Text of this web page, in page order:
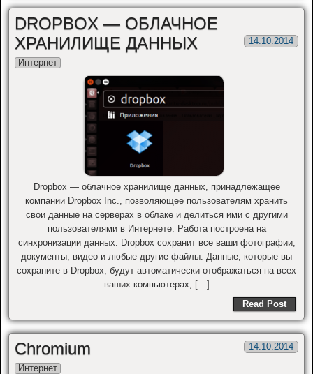
DROPBOX — ОБЛАЧНОЕ
ХРАНИЛИЩЕ ДАННЫХ
14.10.2014
Интернет
Dropbox — облачное хранилище данных, принадлежащее
компании Dropbox Inc., позволяющее пользователям хранить
свои данные на серверах в облаке и делиться ими с другими
пользователями в Интернете. Работа построена на
синхронизации данных. Dropbox сохранит все ваши фотографии,
документы, видео и любые другие файлы. Данные, которые вы
сохраните в Dropbox, будут автоматически отображаться на всех
ваших компьютерах, […]
Read Post
Chromium 14.10.2014
Интернет